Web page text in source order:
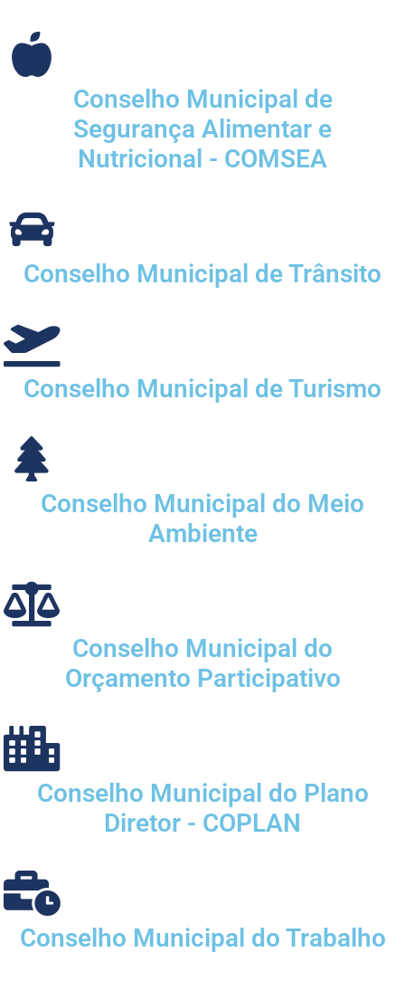
Conselho Municipal de
Segurança Alimentar e
Nutricional - COMSEA
Conselho Municipal de Trânsito
Conselho Municipal de Turismo
Conselho Municipal do Meio
Ambiente
Conselho Municipal do
Orçamento Participativo
Conselho Municipal do Plano
Diretor - COPLAN
Conselho Municipal do Trabalho